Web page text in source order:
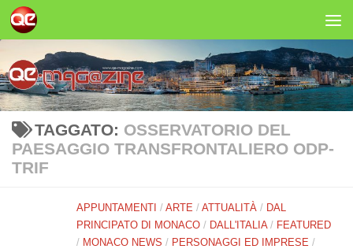
Salta al contenuto
TAGGATO: OSSERVATORIO DEL
PAESAGGIO TRANSFRONTALIERO ODP-
TRIF
APPUNTAMENTI / ARTE / ATTUALITÀ / DAL
PRINCIPATO DI MONACO / DALL'ITALIA/ FEATURED
/ MONACO NEWS / PERSONAGGI ED IMPRESE /